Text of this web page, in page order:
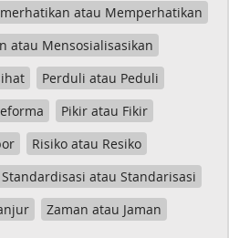
atau Memperhatikan
atau Mensosialisasikan
Perduli atau Peduli
Pikir atau Fikir
Risiko atau Resiko
Standardisasi atau Standarisasi
Zaman atau Jaman